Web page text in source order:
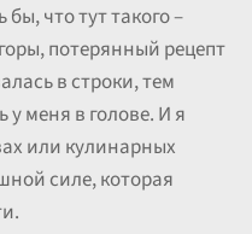
что тут такого –
потерянный рецепт
в строки, тем
меня в голове. И я
или кулинарных
силе, которая